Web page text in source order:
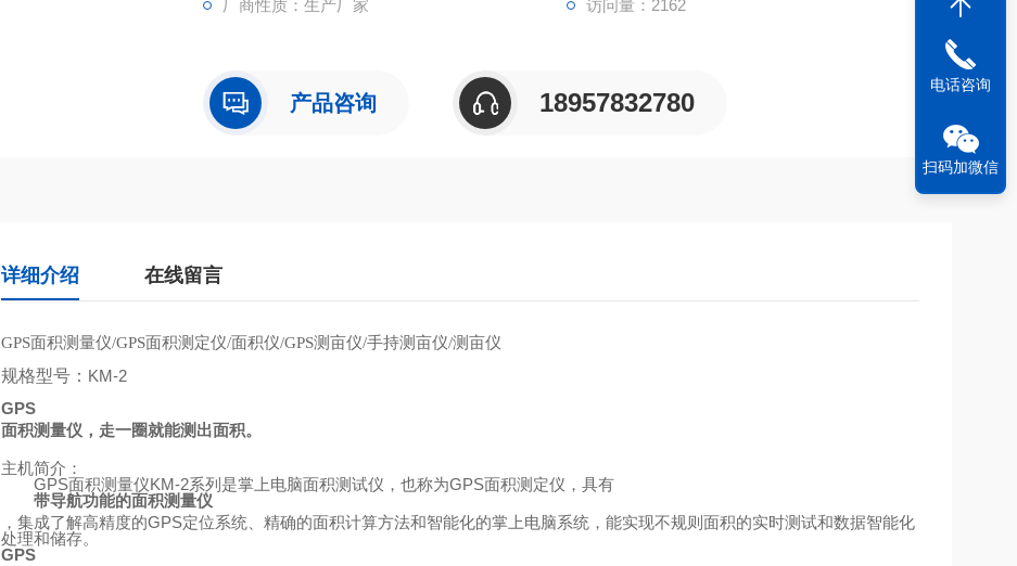
厂商性质：生产厂家 访问量：2162
产品咨询 18957832780
详细介绍 在线留言
GPS面积测量仪/GPS面积测定仪/面积仪/GPS测亩仪/手持测亩仪/测亩仪
规格型号： KM-2
GPS
面积测量仪，走一圈就能测出面积。
主机简介：
GPS面积测量仪KM-2系列是掌上电脑面积测试仪，也称为GPS面积测定仪，具有
带导航功能的面积测量仪
，集成了解高精度的GPS定位系统、精确的面积计算方法和智能化的掌上电脑系统，能实现不规则面积的实时测试和数据智能化
处理和储存。
GPS
电话咨询
扫码加微信